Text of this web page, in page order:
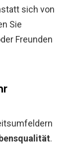
sich von
Sie
Freunden
.